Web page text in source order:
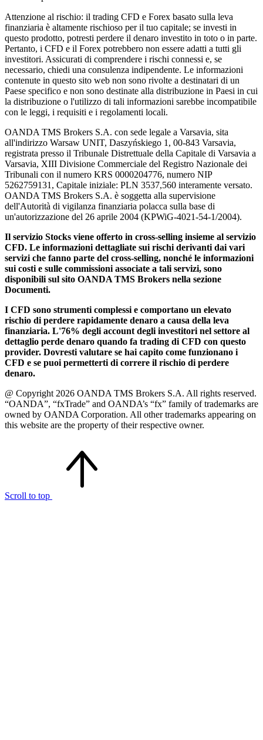
Attenzione al rischio: il trading CFD e Forex basato sulla leva
finanziaria è altamente rischioso per il tuo capitale; se investi in
questo prodotto, potresti perdere il denaro investito in toto o in parte.
Pertanto, i CFD e il Forex potrebbero non essere adatti a tutti gli
investitori. Assicurati di comprendere i rischi connessi e, se
necessario, chiedi una consulenza indipendente. Le informazioni
contenute in questo sito web non sono rivolte a destinatari di un
Paese specifico e non sono destinate alla distribuzione in Paesi in cui
la distribuzione o l'utilizzo di tali informazioni sarebbe incompatibile
con le leggi, i requisiti e i regolamenti locali.
OANDA TMS Brokers S.A. con sede legale a Varsavia, sita
all'indirizzo Warsaw UNIT, Daszyńskiego 1, 00-843 Varsavia,
registrata presso il Tribunale Distrettuale della Capitale di Varsavia a
Varsavia, XIII Divisione Commerciale del Registro Nazionale dei
Tribunali con il numero KRS 0000204776, numero NIP
5262759131, Capitale iniziale: PLN 3537,560 interamente versato.
OANDA TMS Brokers S.A. è soggetta alla supervisione
dell'Autorità di vigilanza finanziaria polacca sulla base di
un'autorizzazione del 26 aprile 2004 (KPWiG-4021-54-1/2004).
Il servizio Stocks viene offerto in cross-selling insieme al servizio
CFD. Le informazioni dettagliate sui rischi derivanti dai vari
servizi che fanno parte del cross-selling, nonché le informazioni
sui costi e sulle commissioni associate a tali servizi, sono
disponibili sul sito OANDA TMS Brokers nella sezione
Documenti.
I CFD sono strumenti complessi e comportano un elevato
rischio di perdere rapidamente denaro a causa della leva
finanziaria. L'76% degli account degli investitori nel settore al
dettaglio perde denaro quando fa trading di CFD con questo
provider. Dovresti valutare se hai capito come funzionano i
CFD e se puoi permetterti di correre il rischio di perdere
denaro.
@ Copyright 2026 OANDA TMS Brokers S.A. All rights reserved.
“OANDA”, “fxTrade” and OANDA’s “fx” family of trademarks are
owned by OANDA Corporation. All other trademarks appearing on
this website are the property of their respective owner.
Scroll to top